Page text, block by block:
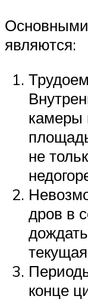
Основными
являются:
камеры
не
дров в
конце